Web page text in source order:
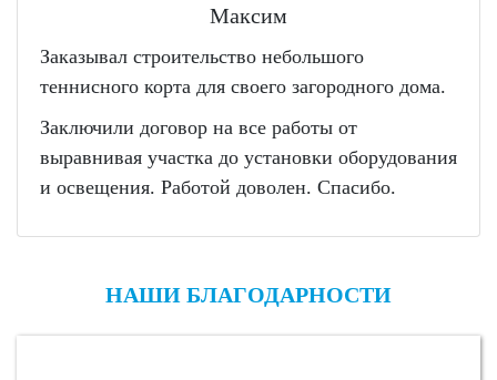
Максим
Заказывал строительство небольшого
теннисного корта для своего загородного дома.
Заключили договор на все работы от
выравнивая участка до установки оборудования
и освещения. Работой доволен. Спасибо.
НАШИ БЛАГОДАРНОСТИ